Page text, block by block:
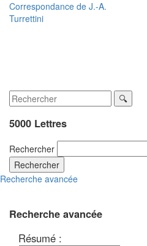
Correspondance de J.-A.
Turrettini
5000 Lettres
Rechercher
Rechercher
Recherche avancée
Recherche avancée
Résumé :